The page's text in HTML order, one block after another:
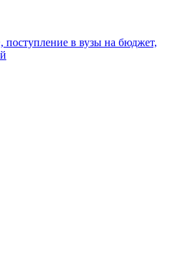
поступление в вузы на бюджет,